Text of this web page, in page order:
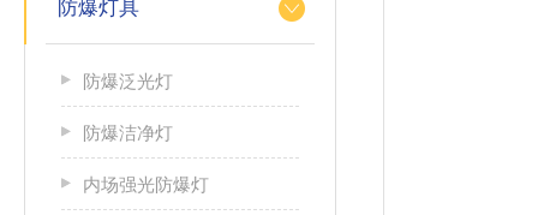
防爆灯具
防爆泛光灯
防爆洁净灯
内场强光防爆灯